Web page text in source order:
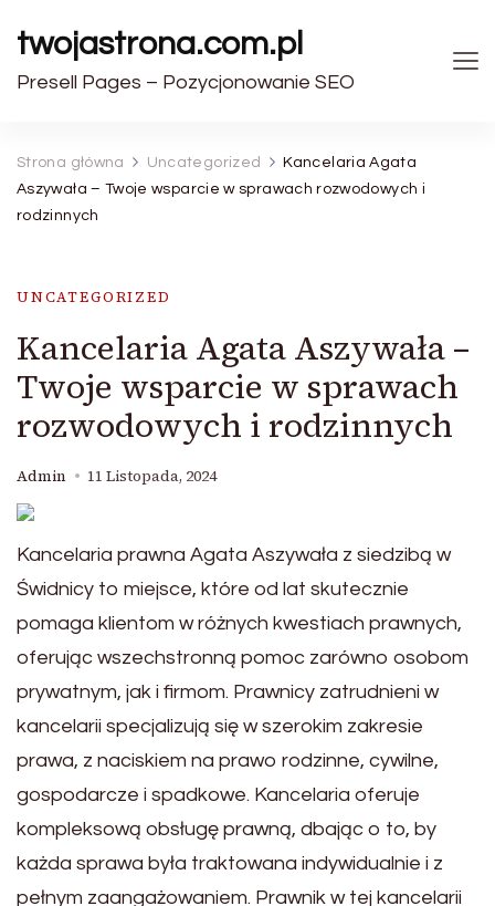
twojastrona.com.pl
Presell Pages – Pozycjonowanie SEO
Strona główna Uncategorized
Kancelaria Agata
Aszywała – Twoje wsparcie w sprawach rozwodowych i
rodzinnych
UNCATEGORIZED
Kancelaria Agata Aszywała –
Twoje wsparcie w sprawach
rozwodowych i rodzinnych
Admin 11 Listopada, 2024
Kancelaria prawna Agata Aszywała z siedzibą w
Świdnicy to miejsce, które od lat skutecznie
pomaga klientom w różnych kwestiach prawnych,
oferując wszechstronną pomoc zarówno osobom
prywatnym, jak i firmom. Prawnicy zatrudnieni w
kancelarii specjalizują się w szerokim zakresie
prawa, z naciskiem na prawo rodzinne, cywilne,
gospodarcze i spadkowe. Kancelaria oferuje
kompleksową obsługę prawną, dbając o to, by
każda sprawa była traktowana indywidualnie i z
pełnym zaangażowaniem. Prawnik w tej kancelarii